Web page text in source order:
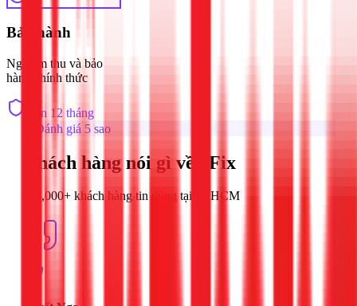
Bảo hành
Nghiệm thu và bảo
hành chính thức
Đến 12 tháng
Đánh giá 5 sao
Khách hàng nói gì về 1Fix
300,000+ khách hàng tin dùng tại TPHCM